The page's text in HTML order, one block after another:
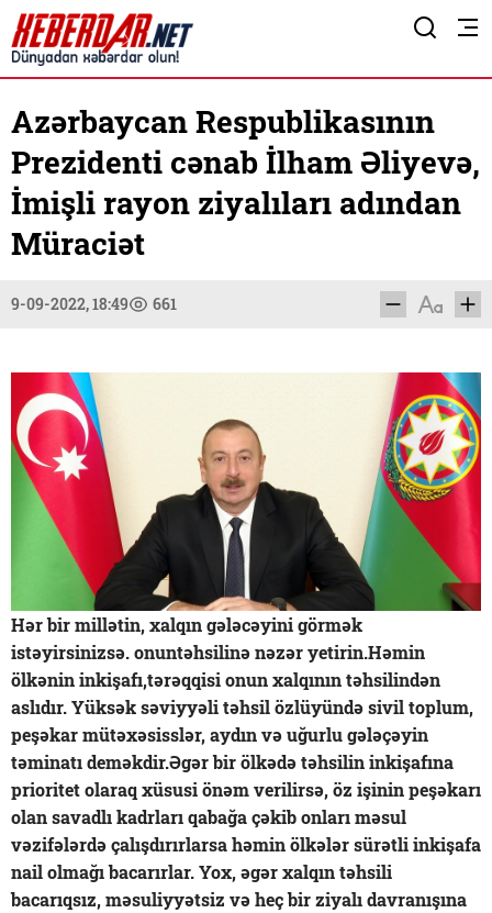
Azərbaycan Respublikasının
Prezidenti cənab İlham Əliyevə,
İmişli rayon ziyalıları adından
Müraciət
9-09-2022, 18:49 661
Hər bir millətin, xalqın gələcəyini görmək
istəyirsinizsə. onuntəhsilinə nəzər yetirin.Həmin
ölkənin inkişafı,tərəqqisi onun xalqının təhsilindən
aslıdır. Yüksək səviyyəli təhsil özlüyündə sivil toplum,
peşəkar mütəxəsisslər, aydın və uğurlu gələçəyin
təminatı deməkdir.Əgər bir ölkədə təhsilin inkişafına
prioritet olaraq xüsusi önəm verilirsə, öz işinin peşəkarı
olan savadlı kadrları qabağa çəkib onları məsul
vəzifələrdə çalışdırırlarsa həmin ölkələr sürətli inkişafa
nail olmağı bacarırlar. Yox, əgər xalqın təhsili
bacarıqsız, məsuliyyətsiz və heç bir ziyalı davranışına